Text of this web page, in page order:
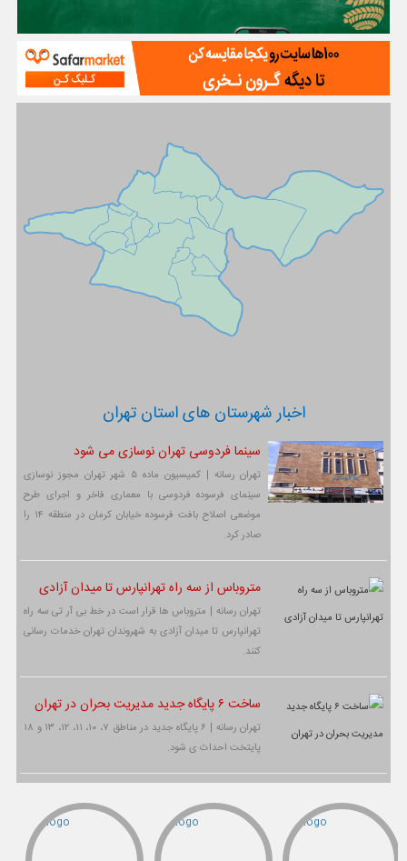
اخبار شهرستان های استان تهران
سینما فردوسی تهران نوسازی می شود
تهران رسانه | کمیسیون ماده ۵ شهر تهران مجوز نوسازی
سینمای فرسوده فردوسی با معماری فاخر و اجرای طرح
موضعی اصلاح بافت فرسوده خیابان کرمان در منطقه ۱۴ را
صادر کرد.
متروباس از سه راه تهرانپارس تا میدان آزادی
تهران رسانه | متروباس ها قرار است در خط بی آر تی سه راه
تهرانپارس تا میدان آزادی به شهروندان تهران خدمات رسانی
کنند.
ساخت ۶ پایگاه جدید مدیریت بحران در تهران
تهران رسانه | ۶ پایگاه جدید در مناطق ۷، ۱۰، ۱۱، ۱۲، ۱۳ و ۱۸
پایتخت احداث ی شود.